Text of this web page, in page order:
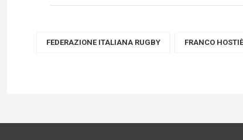
FEDERAZIONE ITALIANA RUGBY FRANCO HOSTIÈ